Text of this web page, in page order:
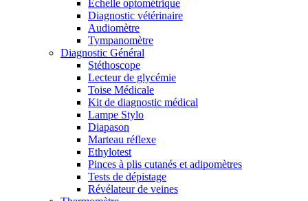
Echelle optométrique
Diagnostic vétérinaire
Audiomètre
Tympanomètre
Diagnostic Général
Stéthoscope
Lecteur de glycémie
Toise Médicale
Kit de diagnostic médical
Lampe Stylo
Diapason
Marteau réflexe
Ethylotest
Pinces à plis cutanés et adipomètres
Tests de dépistage
Révélateur de veines